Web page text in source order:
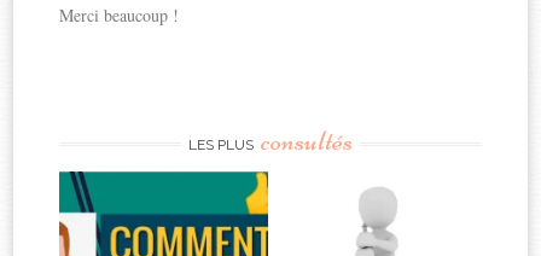
Merci beaucoup !
LES PLUS consultés